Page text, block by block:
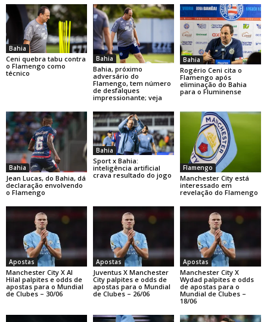
Bahia
Ceni quebra tabu contra
o Flamengo como
técnico
Bahia
Bahia, próximo
adversário do
Flamengo, tem número
de desfalques
impressionante; veja
Bahia
Rogério Ceni cita o
Flamengo após
eliminação do Bahia
para o Fluminense
Bahia
Jean Lucas, do Bahia, dá
declaração envolvendo
o Flamengo
Bahia
Sport x Bahia:
inteligência artificial
crava resultado do jogo
Flamengo
Manchester City está
interessado em
revelação do Flamengo
Apostas
Manchester City X Al
Hilal palpites e odds de
apostas para o Mundial
de Clubes – 30/06
Apostas
Juventus X Manchester
City palpites e odds de
apostas para o Mundial
de Clubes – 26/06
Apostas
Manchester City X
Wydad palpites e odds
de apostas para o
Mundial de Clubes –
18/06